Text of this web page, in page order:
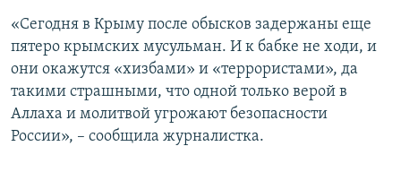
«Сегодня в Крыму после обысков задержаны еще
пятеро крымских мусульман. И к бабке не ходи, и
они окажутся «хизбами» и «террористами», да
такими страшными, что одной только верой в
Аллаха и молитвой угрожают безопасности
России», – сообщила журналистка.